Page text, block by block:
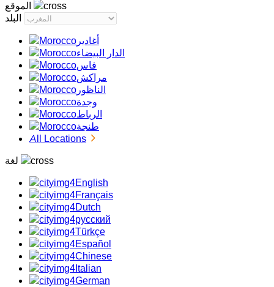
أغادير
الدار البيضاء
فاس
مراكش
الناظور
وجدة
الرباط
طنجة
All Locations
English
Français
Dutch
русский
Türkçe
Español
Chinese
Italian
German